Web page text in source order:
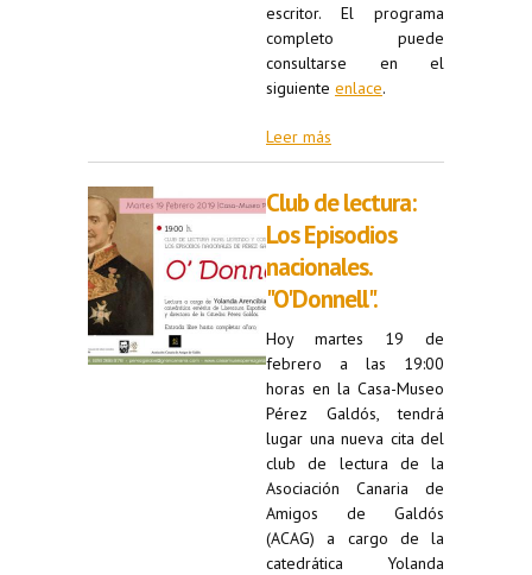
escritor. El programa
completo puede
consultarse en el
siguiente enlace.
Leer más
Club de lectura:
Los Episodios
nacionales.
"O'Donnell".
Hoy martes 19 de
febrero a las 19:00
horas en la Casa-Museo
Pérez Galdós, tendrá
lugar una nueva cita del
club de lectura de la
Asociación Canaria de
Amigos de Galdós
(ACAG) a cargo de la
catedrática Yolanda